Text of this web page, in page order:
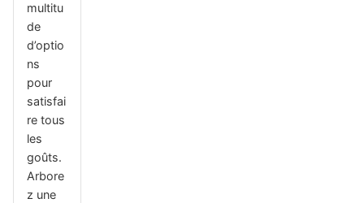
multitu
de
d’optio
ns
pour
satisfai
re tous
les
goûts.
Arbore
z une